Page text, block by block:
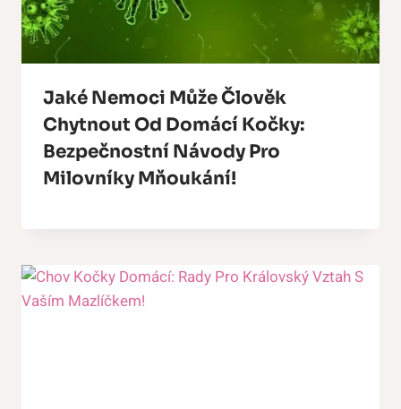
Jaké Nemoci Může Člověk
Chytnout Od Domácí Kočky:
Bezpečnostní Návody Pro
Milovníky Mňoukání!